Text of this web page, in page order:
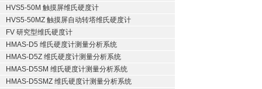
HVS5-50M 触摸屏维氏硬度计
HVS5-50MZ 触摸屏自动转塔维氏硬度计
FV 研究型维氏硬度计
HMAS-D5 维氏硬度计测量分析系统
HMAS-D5Z 维氏硬度计测量分析系统
HMAS-D5SM 维氏硬度计测量分析系统
HMAS-D5SMZ 维氏硬度计测量分析系统